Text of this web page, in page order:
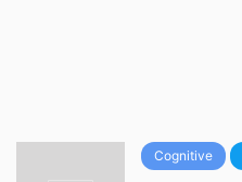
Cognitive